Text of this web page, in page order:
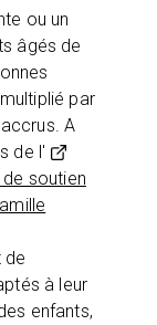
ou un
âgés de
par
A
de l'
soutien
de
à leur
enfants,